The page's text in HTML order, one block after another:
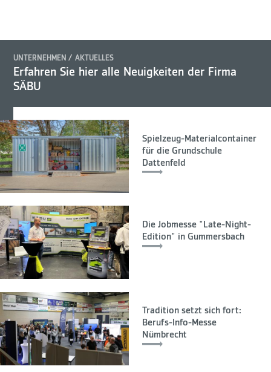
UNTERNEHMEN AKTUELLES
Erfahren Sie hier alle Neuigkeiten der Firma
SÄBU
Spielzeug-Materialcontainer
für die Grundschule
Dattenfeld
Die Jobmesse "Late-Night-
Edition" in Gummersbach
Tradition setzt sich fort:
Berufs-Info-Messe
Nümbrecht